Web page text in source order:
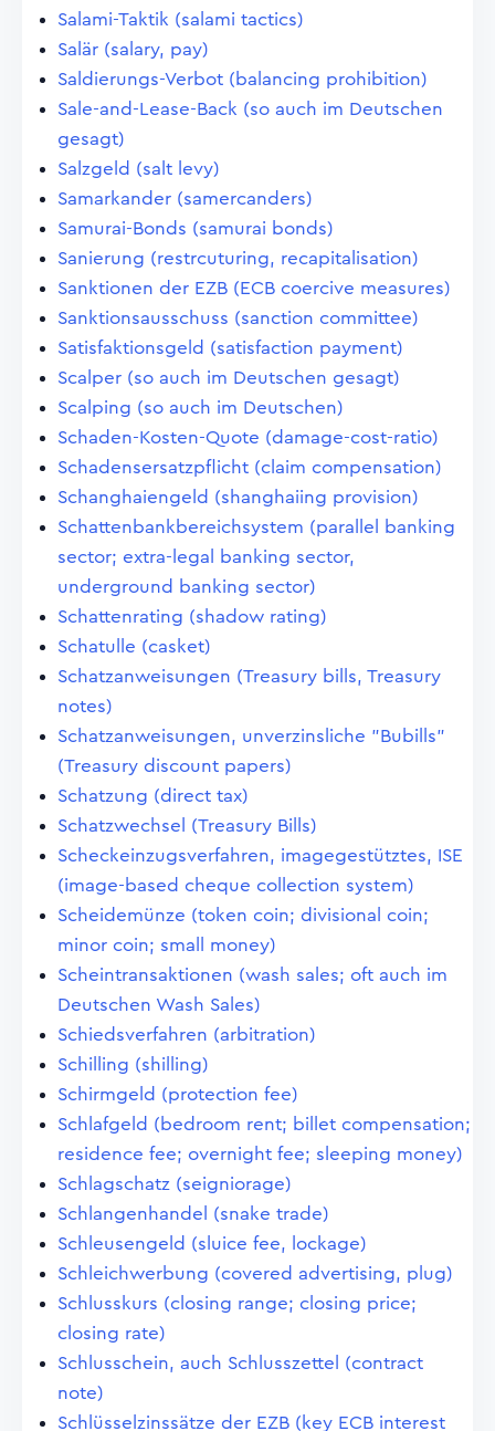
Salami-Taktik (salami tactics)
Salär (salary, pay)
Saldierungs-Verbot (balancing prohibition)
Sale-and-Lease-Back (so auch im Deutschen
gesagt)
Salzgeld (salt levy)
Samarkander (samercanders)
Samurai-Bonds (samurai bonds)
Sanierung (restrcuturing, recapitalisation)
Sanktionen der EZB (ECB coercive measures)
Sanktionsausschuss (sanction committee)
Satisfaktionsgeld (satisfaction payment)
Scalper (so auch im Deutschen gesagt)
Scalping (so auch im Deutschen)
Schaden-Kosten-Quote (damage-cost-ratio)
Schadensersatzpflicht (claim compensation)
Schanghaiengeld (shanghaiing provision)
Schattenbankbereichsystem (parallel banking
sector; extra-legal banking sector,
underground banking sector)
Schattenrating (shadow rating)
Schatulle (casket)
Schatzanweisungen (Treasury bills, Treasury
notes)
Schatzanweisungen, unverzinsliche "Bubills"
(Treasury discount papers)
Schatzung (direct tax)
Schatzwechsel (Treasury Bills)
Scheckeinzugsverfahren, imagegestütztes, ISE
(image-based cheque collection system)
Scheidemünze (token coin; divisional coin;
minor coin; small money)
Scheintransaktionen (wash sales; oft auch im
Deutschen Wash Sales)
Schiedsverfahren (arbitration)
Schilling (shilling)
Schirmgeld (protection fee)
Schlafgeld (bedroom rent; billet compensation;
residence fee; overnight fee; sleeping money)
Schlagschatz (seigniorage)
Schlangenhandel (snake trade)
Schleusengeld (sluice fee, lockage)
Schleichwerbung (covered advertising, plug)
Schlusskurs (closing range; closing price;
closing rate)
Schlusschein, auch Schlusszettel (contract
note)
Schlüsselzinssätze der EZB (key ECB interest